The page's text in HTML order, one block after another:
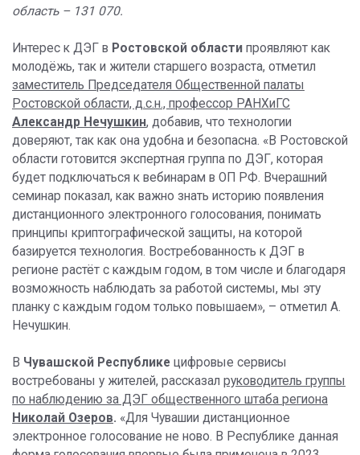
область – 131 070.
Интерес к ДЭГ в Ростовской области проявляют как
молодёжь, так и жители старшего возраста, отметил
заместитель Председателя Общественной палаты
Ростовской области, д.с.н., профессор РАНХиГС
Александр Нечушкин, добавив, что технологии
доверяют, так как она удобна и безопасна. «В Ростовской
области готовится экспертная группа по ДЭГ, которая
будет подключаться к вебинарам в ОП РФ. Вчерашний
семинар показал, как важно знать историю появления
дистанционного электронного голосования, понимать
принципы криптографической защиты, на которой
базируется технология. Востребованность к ДЭГ в
регионе растёт с каждым годом, в том числе и благодаря
возможность наблюдать за работой системы, мы эту
планку с каждым годом только повышаем», – отметил А.
Нечушкин.
В Чувашской Республике цифровые сервисы
востребованы у жителей, рассказал руководитель группы
по наблюдению за ДЭГ общественного штаба региона
Николай Озеров. «Для Чувашии дистанционное
электронное голосование не ново. В Республике данная